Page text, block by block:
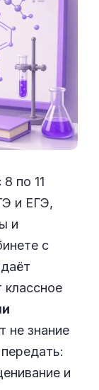
по 11
и ЕГЭ,
и
с
классное
не знание
и